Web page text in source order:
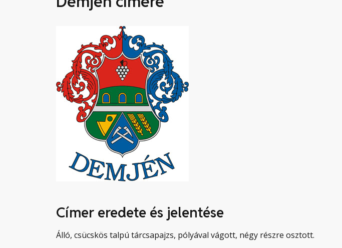
Címer eredete és jelentése
Álló, csücskös talpú tárcsapajzs, pólyával vágott, négy részre osztott.